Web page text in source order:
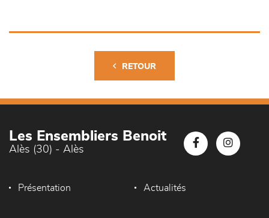
RETOUR
Les Ensembliers Benoit
Alès (30) - Alès
Présentation Actualités